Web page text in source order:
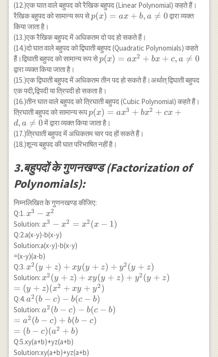
(12.)एक घात वाले बहुपद को रैखिक बहुपद (Linear Polynomial) कहते हैं।
रैखिक बहुपद को सामान्य रूप सेp(x)=ax+b,
p(x) = ax + b, a 
= 0द्वारा व्यक्त
किया जाता है।
(13.)एक रैखिक बहुपद में अधिकतम दो पद हो सकते हैं।
(14.)दो घात वाले बहुपद को द्विघाती बहुपद (Quadratic Polynomials) कहते
हैं।द्विघाती बहुपद को सामान्य रूप सेp(x)=ax^2+bx+c,
p(x) = ax2 + bx + c, a 
= 0
द्वारा व्यक्त किया जाता है।
(15.)एक द्विघाती बहुपद में अधिकतम तीन पद हो सकते हैं।अर्थात् द्विघाती बहुपद
एक पदी,द्विपदी या त्रिपदी हो सकता है।
(16.)तीन घात वाले बहुपद को त्रिघाती बहुपद (Cubic Polynomial) कहते हैं।
त्रिघाती बहुपद को सामान्य रूपp(x)=ax^3+bx^2+cx+d,
a \neq 0
p(x) = ax3 + bx2 + cx +
d, a 
= 0में द्वारा व्यक्त किया जाता है।
(17.)त्रिघाती बहुपद में अधिकतम चार पद हों सकते हैं।
(18.)शून्य बहुपद की घात परिभाषित नहीं है।
3.बहुपदों के गुणनखण्ड (Factorization of
Polynomials):
निम्नलिखित के गुणनखण्ड कीजिए:
Q:1. x^3-
x^2
x3 − x2
Solution: x^3-
x^2 =
x^2(x-
1)
x3 − x2 = x2 (x − 1)
Q:2.a(x-y)-b(x-y)
Solution:a(x-y)-b(x-y)
=(x-y)(a-b)
Q:3. x^2(y+z)+xy(y+z)+y^2(y+z)
x2 (y + z) + xy(y + z) + y2 (y + z)
Solution: x^2(y+z)+xy(y+z)+y^2(y+z)\\=
(y+z)(x^2+xy+y^2)
x2 (y + z) + xy(y + z) + y2 (y + z)
= (y + z)(x2 + xy + y2 )
Q:4. a^2(b-
c)-
b(c-b)
a2 (b − c) − b(c − b)
Solution: a^2(b-
c)-b(c-
b) \\
=a^2(b-
c)+b(b-
a2 (b − c) − b(c − b)
= a2 (b − c) + b(b − c)
= (b − c)(a2 + b)
Q:5.xy(a+b)+yz(a+b)
Solution:xy(a+b)+yz(a+b)